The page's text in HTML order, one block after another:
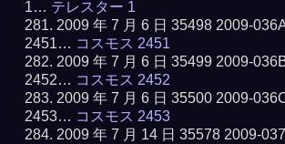
1… テレスター 1
2009 年 7 月 6 日 35498 2009-
2451… コスモス 2451
2009 年 7 月 6 日 35499 2009-
2452… コスモス 2452
2009 年 7 月 6 日 35500 2009-
2453… コスモス 2453
2009 年 7 月 14 日 35578 2009-